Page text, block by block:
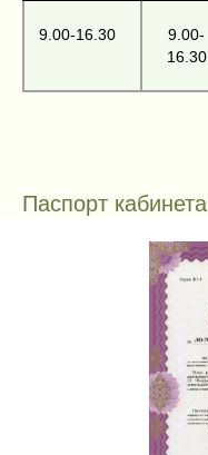
9.00-16.30
9.00-
16.30
Паспорт кабинета